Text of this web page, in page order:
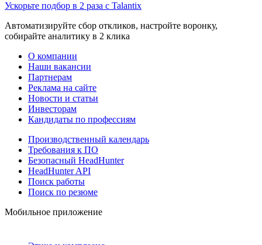
Ускорьте подбор в 2 раза с Talantix
Автоматизируйте сбор откликов, настройте воронку,
собирайте аналитику в 2 клика
О компании
Наши вакансии
Партнерам
Реклама на сайте
Новости и статьи
Инвесторам
Кандидаты по профессиям
Производственный календарь
Требования к ПО
Безопасный HeadHunter
HeadHunter API
Поиск работы
Поиск по резюме
Мобильное приложение